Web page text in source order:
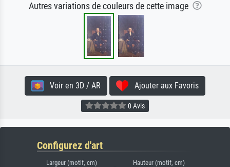
Autres variations de couleurs de cette image
Voir en 3D / AR Ajouter aux Favoris
0 Avis
Configurez d'art
Largeur (motif, cm) Hauteur (motif, cm)